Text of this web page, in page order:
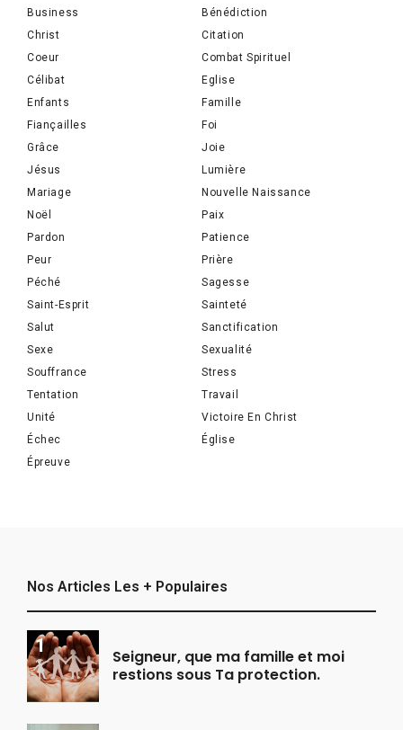
Business
Bénédiction
Christ
Citation
Coeur
Combat Spirituel
Célibat
Eglise
Enfants
Famille
Fiançailles
Foi
Grâce
Joie
Jésus
Lumière
Mariage
Nouvelle Naissance
Noël
Paix
Pardon
Patience
Peur
Prière
Péché
Sagesse
Saint-Esprit
Sainteté
Salut
Sanctification
Sexe
Sexualité
Souffrance
Stress
Tentation
Travail
Unité
Victoire En Christ
Échec
Église
Épreuve
Nos Articles Les + Populaires
Seigneur, que ma famille et moi
restions sous Ta protection.